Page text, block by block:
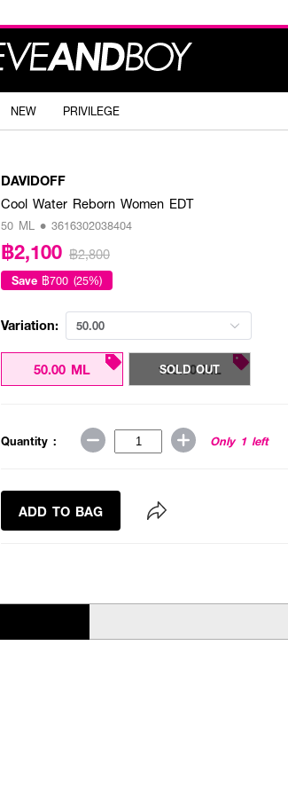
NEW PRIVILEGE
DAVIDOFF
Cool Water Reborn Women EDT
50 ML • 3616302038404
฿2,100 ฿2,800
Save ฿700 (25%)
Variation: 50.00
50.00 ML 100.00 ML
SOLD OUT
Quantity : Only 1 left
ADD TO BAG